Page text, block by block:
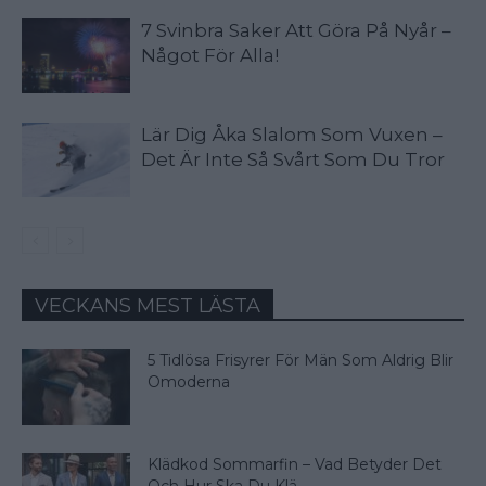
7 Svinbra Saker Att Göra På Nyår –
Något För Alla!
Lär Dig Åka Slalom Som Vuxen –
Det Är Inte Så Svårt Som Du Tror
VECKANS MEST LÄSTA
5 Tidlösa Frisyrer För Män Som Aldrig Blir
Omoderna
Klädkod Sommarfin – Vad Betyder Det